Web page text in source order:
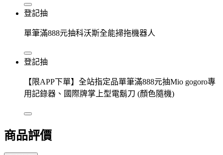
登記抽
單筆滿888元抽科沃斯全能掃拖機器人
登記抽
【限APP下單】全站指定品單筆滿888元抽Mio gogoro專
用記錄器、國際牌掌上型電鬍刀 (顏色隨機)
商品評價